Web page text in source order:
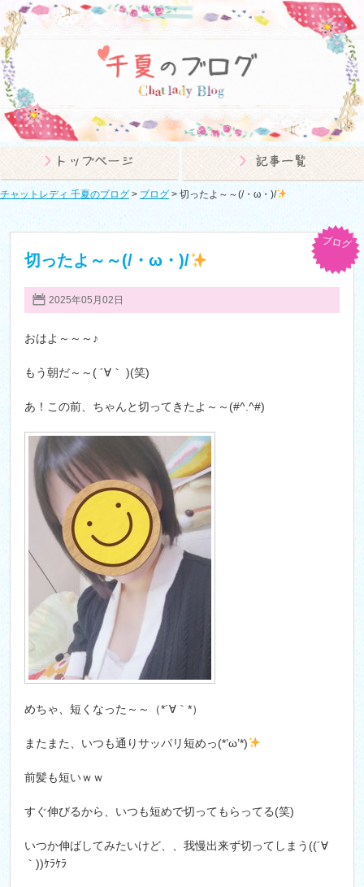
チャットレディ 千夏のブログ > ブログ > 切ったよ～～(/・ω・)/
切ったよ～～(/・ω・)/
2025年05月02日
ブログ
おはよ～～～♪
もう朝だ～～( ´∀｀ )(笑)
あ！この前、ちゃんと切ってきたよ～～(#^.^#)
めちゃ、短くなった～～（*´∀｀*）
またまた、いつも通りサッパリ短めっ(*’ω’*)
前髪も短いｗｗ
すぐ伸びるから、いつも短めで切ってもらってる(笑)
いつか伸ばしてみたいけど、、我慢出来ず切ってしまう((´∀
｀))ｹﾗｹﾗ